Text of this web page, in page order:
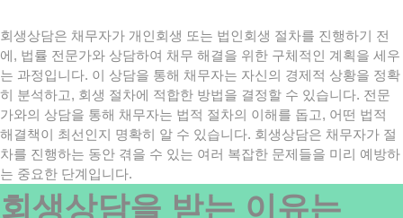
회생상담은 채무자가 개인회생 또는 법인회생 절차를 진행하기 전
에, 법률 전문가와 상담하여 채무 해결을 위한 구체적인 계획을 세우
는 과정입니다. 이 상담을 통해 채무자는 자신의 경제적 상황을 정확
히 분석하고, 회생 절차에 적합한 방법을 결정할 수 있습니다. 전문
가와의 상담을 통해 채무자는 법적 절차의 이해를 돕고, 어떤 법적
해결책이 최선인지 명확히 알 수 있습니다. 회생상담은 채무자가 절
차를 진행하는 동안 겪을 수 있는 여러 복잡한 문제들을 미리 예방하
는 중요한 단계입니다.
회생상담을 받는 이유는